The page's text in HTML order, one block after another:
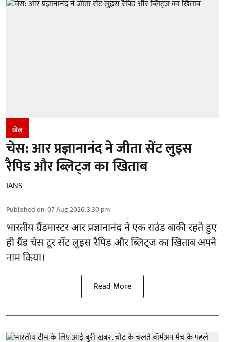
खेल
चेस: आर प्रज्ञानानंद ने जीता सेंट लुइस
रैपिड और ब्लिट्ज का खिताब
IANS
Published on:07 Aug 2026, 3:30 pm
भारतीय ग्रैंडमास्टर आर प्रज्ञानानंद ने एक राउंड बाकी रहते हुए
ही ग्रैंड चेस टूर सेंट लुइस रैपिड और ब्लिट्ज का खिताब अपने
नाम किया।
Read More